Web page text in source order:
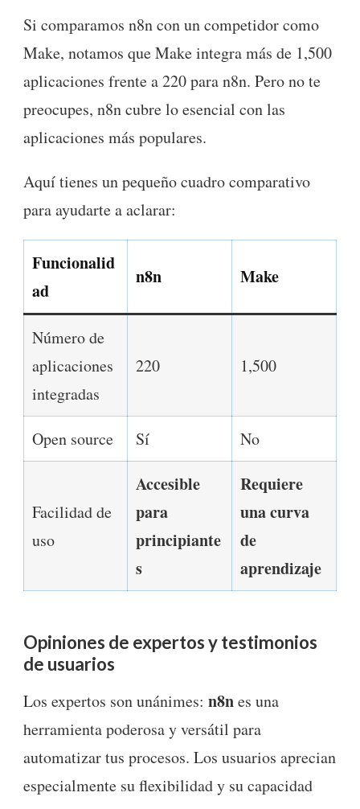
Si comparamos n8n con un competidor como
Make, notamos que Make integra más de 1,500
aplicaciones frente a 220 para n8n. Pero no te
preocupes, n8n cubre lo esencial con las
aplicaciones más populares.
Aquí tienes un pequeño cuadro comparativo
para ayudarte a aclarar:
Funcionalid
ad
n8n Make
Número de
aplicaciones
integradas
220 1,500
Open source Sí No
Facilidad de
uso
Accesible
para
principiante
s
Requiere
una curva
de
aprendizaje
Opiniones de expertos y testimonios
de usuarios
Los expertos son unánimes: n8nes una
herramienta poderosa y versátil para
automatizar tus procesos. Los usuarios aprecian
especialmente su flexibilidad y su capacidad